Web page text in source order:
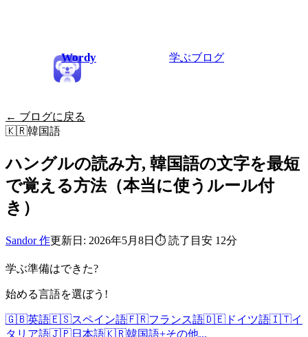
Wordy 学ぶブログ
← ブログに戻る
🇰🇷韓国語
ハングルの読み方, 韓国語の文字を最短
で覚える方法（本当に使うルール付
き）
Sandor 作更新日: 2026年5月8日 ⏱ 読了目安 12分
学ぶ準備はできた?
始める言語を選ぼう!
🇬🇧英語🇪🇸スペイン語🇫🇷フランス語🇩🇪 ドイツ語🇮🇹イ
タリア語🇯🇵日本語🇰🇷韓国語+その他...